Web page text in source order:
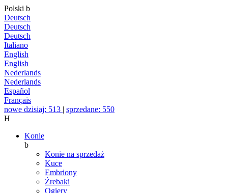
Polski b
Deutsch
Deutsch
Deutsch
Italiano
English
English
Nederlands
Nederlands
Español
Français
nowe dzisiaj: 513 | sprzedane: 550
H
Konie
b
Konie na sprzedaż
Kuce
Embriony
Źrebaki
Ogiery